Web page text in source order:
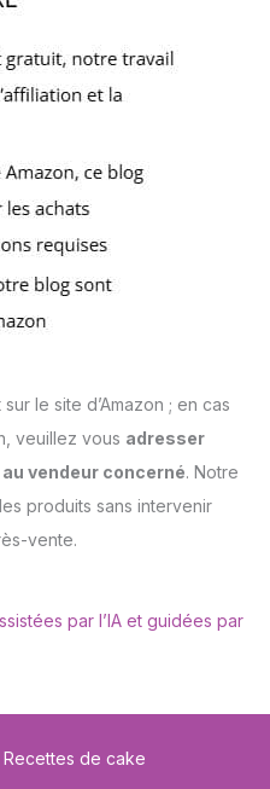
le site d’Amazon ; en cas
veuillez vous adresser
vendeur concerné. Notre
produits sans intervenir
vente.
par l’IA et guidées par
de cake